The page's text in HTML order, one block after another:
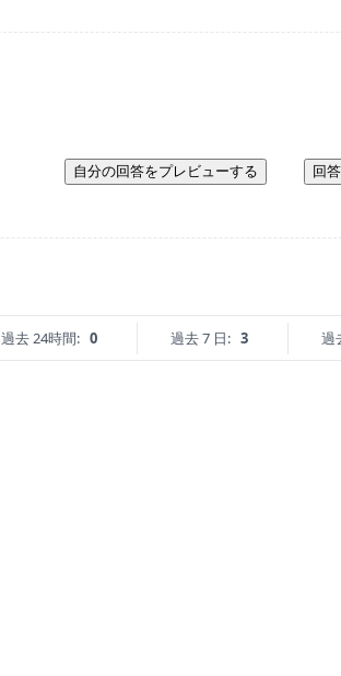
自分の回答をプレビューする 回
過去 24時間: 0 過去 7 日: 3 過